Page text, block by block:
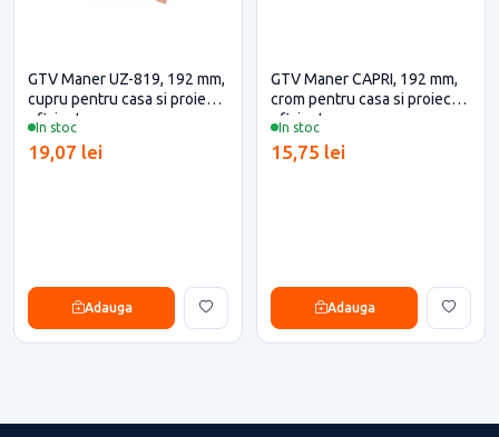
In stoc
GTV Maner UZ-819, 192 mm,
cupru pentru casa si proiecte
eficiente
19,07 lei
Adauga
In stoc
GTV Maner CAPRI, 192 mm,
crom pentru casa si proiecte
eficiente
15,75 lei
Adauga